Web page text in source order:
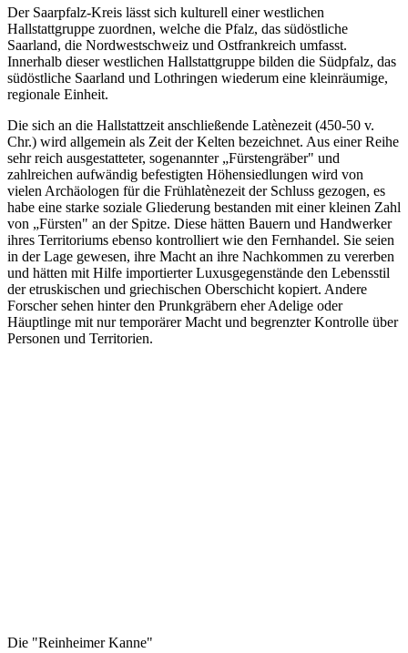
Der Saarpfalz-Kreis lässt sich kulturell einer westlichen
Hallstattgruppe zuordnen, welche die Pfalz, das südöstliche
Saarland, die Nordwestschweiz und Ostfrankreich umfasst.
Innerhalb dieser westlichen Hallstattgruppe bilden die Südpfalz, das
südöstliche Saarland und Lothringen wiederum eine kleinräumige,
regionale Einheit.
Die sich an die Hallstattzeit anschließende Latènezeit (450-50 v.
Chr.) wird allgemein als Zeit der Kelten bezeichnet. Aus einer Reihe
sehr reich ausgestatteter, sogenannter „Fürstengräber" und
zahlreichen aufwändig befestigten Höhensiedlungen wird von
vielen Archäologen für die Frühlatènezeit der Schluss gezogen, es
habe eine starke soziale Gliederung bestanden mit einer kleinen Zahl
von „Fürsten" an der Spitze. Diese hätten Bauern und Handwerker
ihres Territoriums ebenso kontrolliert wie den Fernhandel. Sie seien
in der Lage gewesen, ihre Macht an ihre Nachkommen zu vererben
und hätten mit Hilfe importierter Luxusgegenstände den Lebensstil
der etruskischen und griechischen Oberschicht kopiert. Andere
Forscher sehen hinter den Prunkgräbern eher Adelige oder
Häuptlinge mit nur temporärer Macht und begrenzter Kontrolle über
Personen und Territorien.
Die "Reinheimer Kanne"